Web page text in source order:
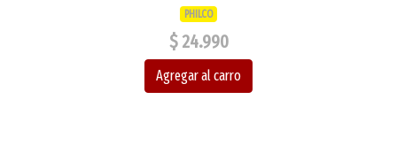
PHILCO
$ 24.990
Agregar al carro